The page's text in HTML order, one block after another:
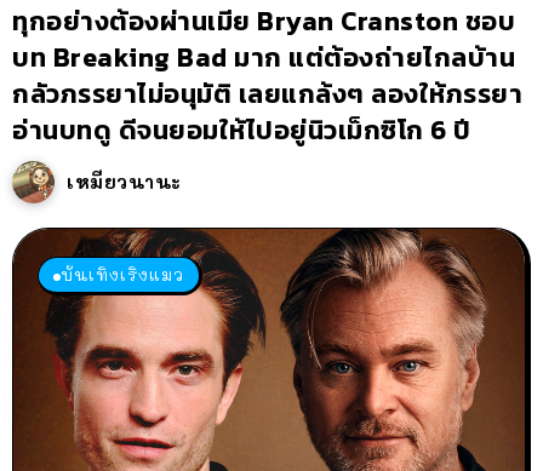
ทุกอย่างต้องผ่านเมีย Bryan Cranston ชอบ
บท Breaking Bad มาก แต่ต้องถ่ายไกลบ้าน
กลัวภรรยาไม่อนุมัติ เลยแกล้งๆ ลองให้ภรรยา
อ่านบทดู ดีจนยอมให้ไปอยู่นิวเม็กซิโก 6 ปี
เหมียวนานะ
บันเทิงเริงแมว